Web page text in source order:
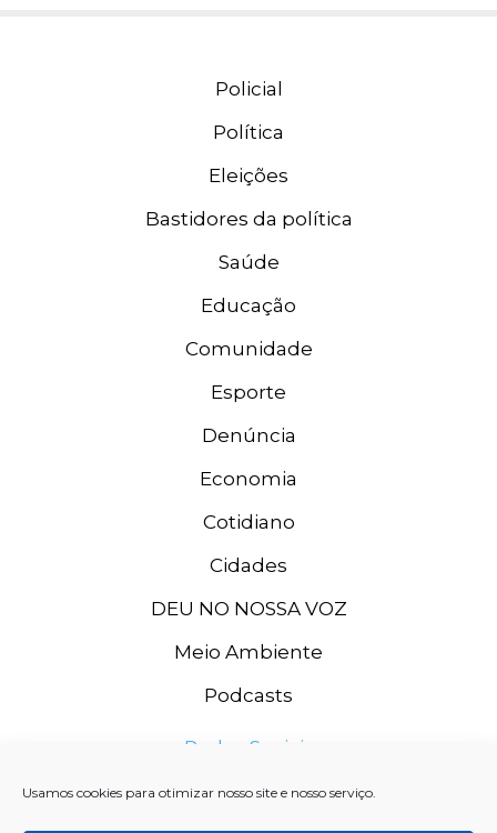
Usamos cookies para otimizar nosso site e nosso serviço.
Policial
Política
Eleições
Bastidores da política
Saúde
Educação
Comunidade
Esporte
Denúncia
Economia
Cotidiano
Cidades
DEU NO NOSSA VOZ
Meio Ambiente
Podcasts
Redes Sociais